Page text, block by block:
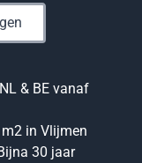
& BE vanaf
in Vlijmen
30 jaar